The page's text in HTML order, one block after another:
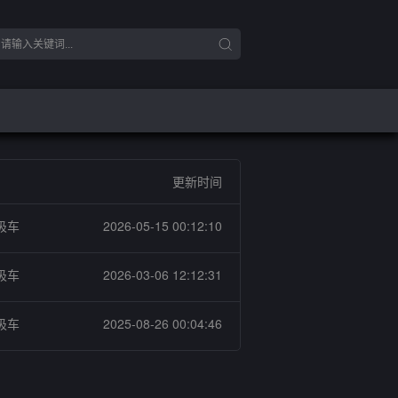
更新时间
车 2026-05-15 00:12:10
车 2026-03-06 12:12:31
车 2025-08-26 00:04:46